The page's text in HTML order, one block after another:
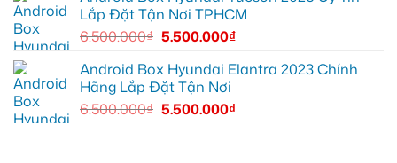
Lắp Đặt Tận Nơi TPHCM
6.500.000₫ 5.500.000₫
Android Box Hyundai Elantra 2023 Chính
Hãng Lắp Đặt Tận Nơi
6.500.000₫ 5.500.000₫